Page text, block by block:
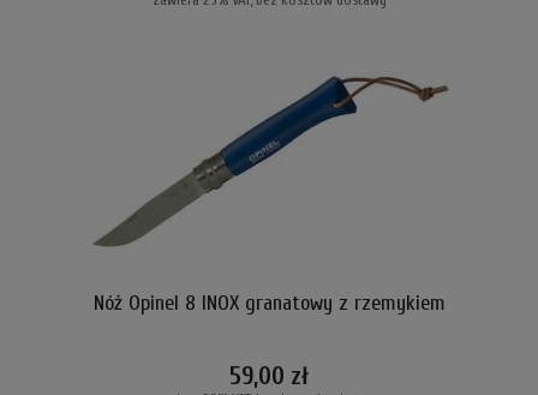
Nóż Opinel 8 INOX granatowy z rzemykiem
59,00 zł